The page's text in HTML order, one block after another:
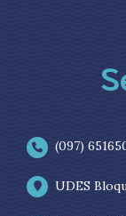
(097)
UDES